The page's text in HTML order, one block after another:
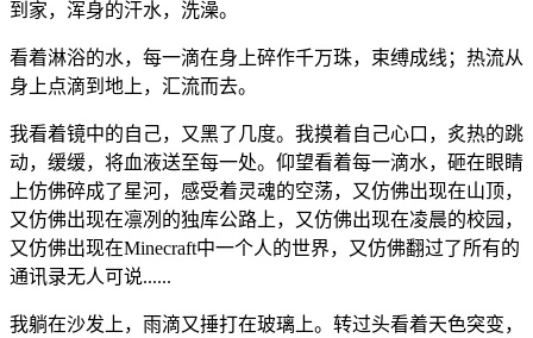
到家，浑身的汗水，洗澡。
看着淋浴的水，每一滴在身上碎作千万珠，束缚成线；热流从
身上点滴到地上，汇流而去。
我看着镜中的自己，又黑了几度。我摸着自己心口，炙热的跳
动，缓缓，将血液送至每一处。仰望看着每一滴水，砸在眼睛
上仿佛碎成了星河，感受着灵魂的空荡，又仿佛出现在山顶，
又仿佛出现在凛冽的独库公路上，又仿佛出现在凌晨的校园，
又仿佛出现在Minecraft中一个人的世界，又仿佛翻过了所有的
通讯录无人可说......
我躺在沙发上，雨滴又捶打在玻璃上。转过头看着天色突变，